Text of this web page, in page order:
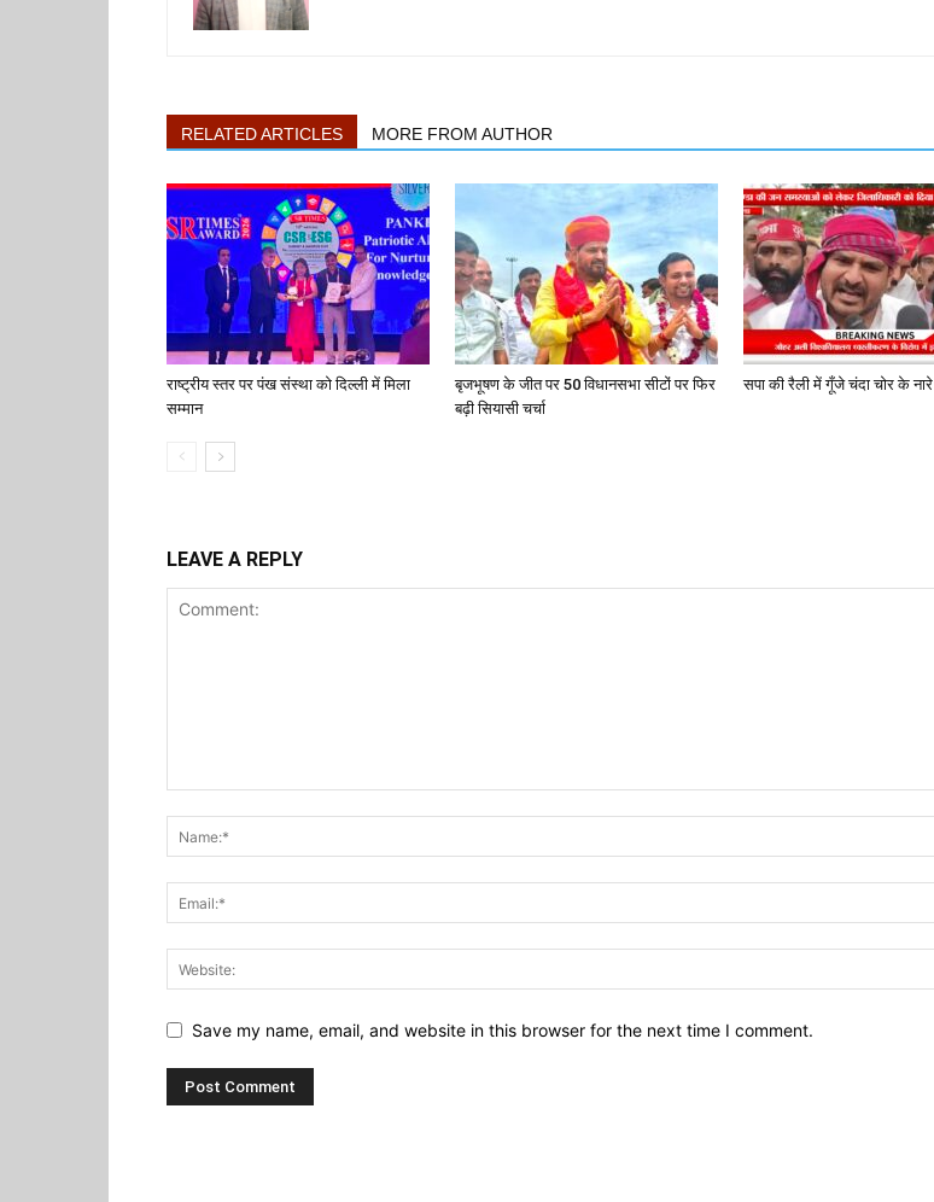
RELATED ARTICLES MORE FROM AUTHOR
राष्ट्रीय स्तर पर पंख संस्था को दिल्ली में मिला
सम्मान
बृजभूषण के जीत पर 50 विधानसभा सीटों पर फिर
बढ़ी सियासी चर्चा
सपा की रैली में गूँजे चंदा चोर के नारे
LEAVE A REPLY
Save my name, email, and website in this browser for the next time I comment.